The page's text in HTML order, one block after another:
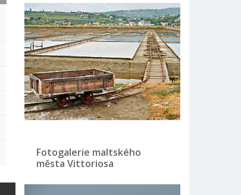
Fotogalerie maltského
města Vittoriosa